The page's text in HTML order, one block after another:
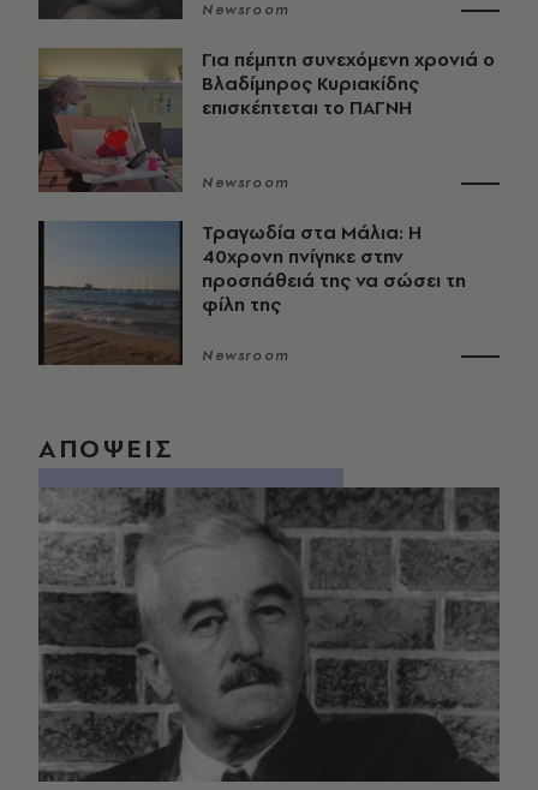
Newsroom
Για πέμπτη συνεχόμενη χρονιά ο
Βλαδίμηρος Κυριακίδης
επισκέπτεται το ΠΑΓΝΗ
Newsroom
Τραγωδία στα Μάλια: Η
40χρονη πνίγηκε στην
προσπάθειά της να σώσει τη
φίλη της
Newsroom
ΑΠΟΨΕΙΣ